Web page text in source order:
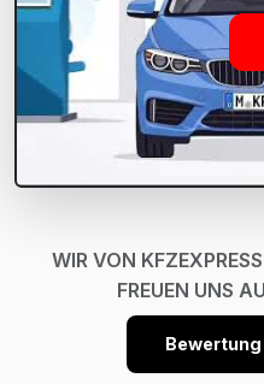
WIR VON
FREUEN UNS